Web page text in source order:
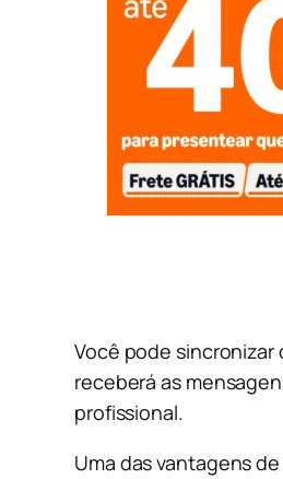
Você pode sincronizar
receberá as
profissional.
Uma das vantagens